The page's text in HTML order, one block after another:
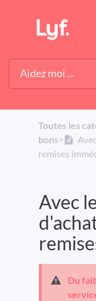
Toutes les
bons​>​
remises
Avec
Du